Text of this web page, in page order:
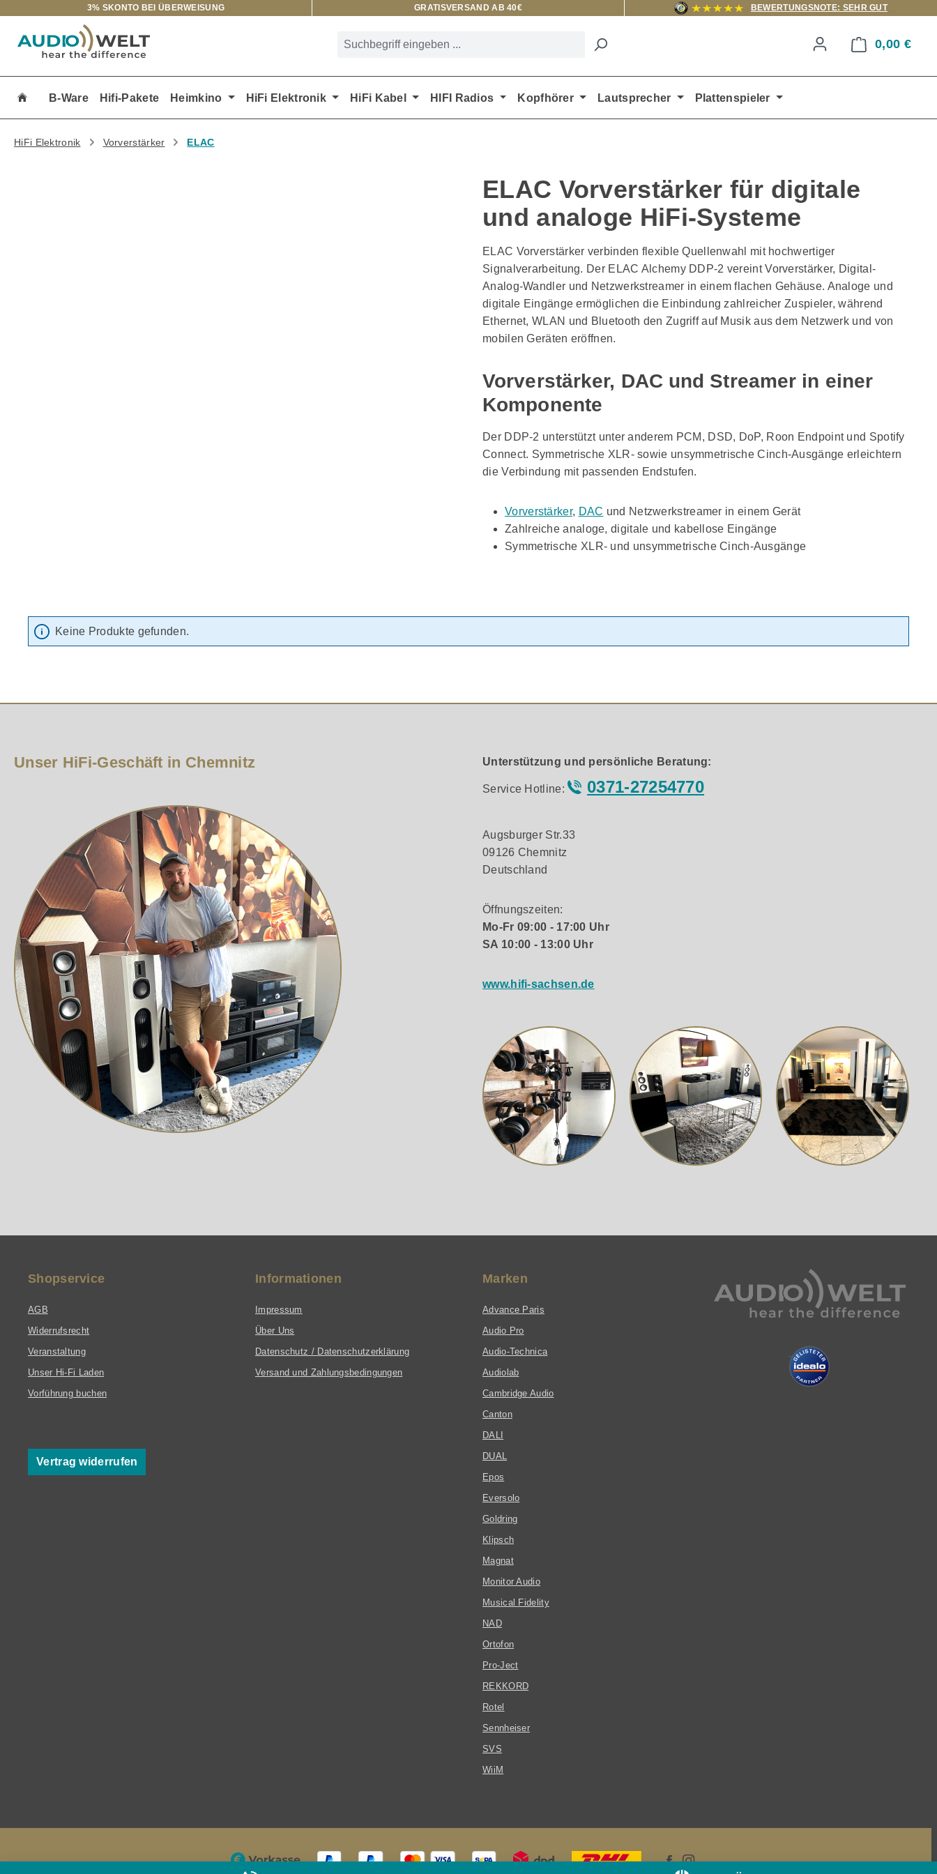
Hauptinhalt springen
Zur Suche springen
Zur Hauptnavigation springen
3% SKONTO BEI ÜBERWEISUNG GRATISVERSAND AB 40€ BEWERTUNGSNOTE: SEHR GUT
0,00 €
B-Ware Hifi-Pakete Heimkino HiFi Elektronik HiFi Kabel HIFI Radios Kopfhörer Lautsprecher Plattenspieler
HiFi Elektronik Vorverstärker ELAC
ELAC Vorverstärker für digitale
und analoge HiFi-Systeme
ELAC Vorverstärker verbinden flexible Quellenwahl mit hochwertiger
Signalverarbeitung. Der ELAC Alchemy DDP-2 vereint Vorverstärker, Digital-
Analog-Wandler und Netzwerkstreamer in einem flachen Gehäuse. Analoge und
digitale Eingänge ermöglichen die Einbindung zahlreicher Zuspieler, während
Ethernet, WLAN und Bluetooth den Zugriff auf Musik aus dem Netzwerk und von
mobilen Geräten eröffnen.
Vorverstärker, DAC und Streamer in einer
Komponente
Der DDP-2 unterstützt unter anderem PCM, DSD, DoP, Roon Endpoint und Spotify
Connect. Symmetrische XLR- sowie unsymmetrische Cinch-Ausgänge erleichtern
die Verbindung mit passenden Endstufen.
Vorverstärker, DAC und Netzwerkstreamer in einem Gerät
Zahlreiche analoge, digitale und kabellose Eingänge
Symmetrische XLR- und unsymmetrische Cinch-Ausgänge
Keine Produkte gefunden.
Unser HiFi-Geschäft in Chemnitz Unterstützung und persönliche Beratung:
Service Hotline: 0371-27254770
Augsburger Str.33
09126 Chemnitz
Deutschland
Öffnungszeiten:
Mo-Fr 09:00 - 17:00 Uhr
SA 10:00 - 13:00 Uhr
www.hifi-sachsen.de
Shopservice
AGB
Widerrufsrecht
Veranstaltung
Unser Hi-Fi Laden
Vorführung buchen
Vertrag widerrufen
Informationen
Impressum
Über Uns
Datenschutz / Datenschutzerklärung
Versand und Zahlungsbedingungen
Marken
Advance Paris
Audio Pro
Audio-Technica
Audiolab
Cambridge Audio
Canton
DALI
DUAL
Epos
Eversolo
Goldring
Klipsch
Magnat
Monitor Audio
Musical Fidelity
NAD
Ortofon
Pro-Ject
REKKORD
Rotel
Sennheiser
SVS
WiiM